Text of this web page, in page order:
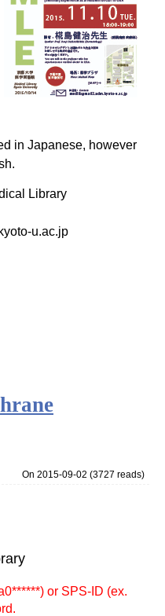
in Japanese, however
Library
u.ac.jp
On 2015-09-02 (3727 reads)
or SPS-ID (ex.